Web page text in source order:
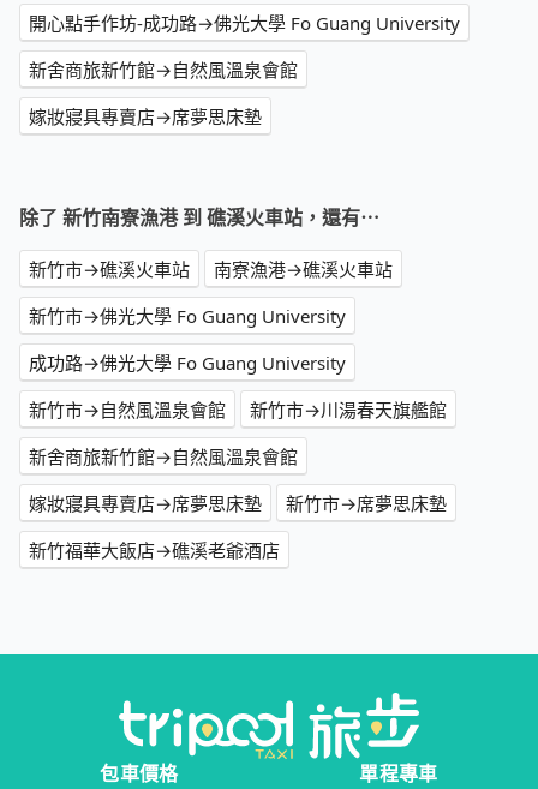
開心點手作坊-成功路→佛光大學 Fo Guang University
新舍商旅新竹館→自然風溫泉會館
嫁妝寢具專賣店→席夢思床墊
除了 新竹南寮漁港 到 礁溪火車站，還有⋯
新竹市→礁溪火車站
南寮漁港→礁溪火車站
新竹市→佛光大學 Fo Guang University
成功路→佛光大學 Fo Guang University
新竹市→自然風溫泉會館
新竹市→川湯春天旗艦館
新舍商旅新竹館→自然風溫泉會館
嫁妝寢具專賣店→席夢思床墊
新竹市→席夢思床墊
新竹福華大飯店→礁溪老爺酒店
包車價格
單程專車